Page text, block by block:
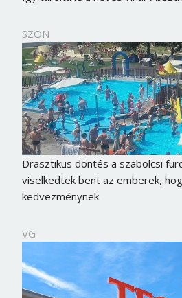
SZON
Drasztikus döntés a szabolcsi
viselkedtek bent az emberek,
kedvezménynek
VG